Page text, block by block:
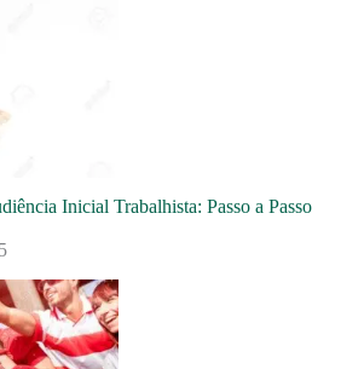
Inicial Trabalhista: Passo a Passo